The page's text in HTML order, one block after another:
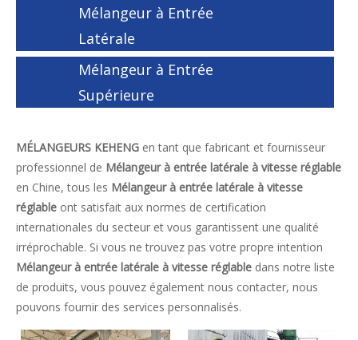
Mélangeur à Entrée
Latérale
Mélangeur à Entrée
Supérieure
MÉLANGEURS KEHENG en tant que fabricant et fournisseur
professionnel de Mélangeur à entrée latérale à vitesse réglable
en Chine, tous les Mélangeur à entrée latérale à vitesse
réglable ont satisfait aux normes de certification
internationales du secteur et vous garantissent une qualité
irréprochable. Si vous ne trouvez pas votre propre intention
Mélangeur à entrée latérale à vitesse réglable dans notre liste
de produits, vous pouvez également nous contacter, nous
pouvons fournir des services personnalisés.